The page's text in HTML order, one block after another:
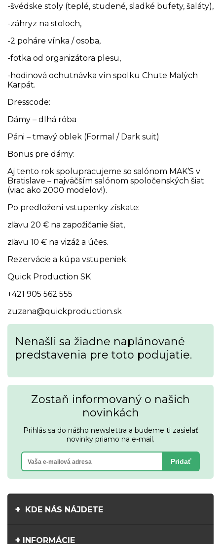
-švédske stoly (teplé, studené, sladké bufety, šaláty),
-záhryz na stoloch,
-2 poháre vínka / osoba,
-fotka od organizátora plesu,
-hodinová ochutnávka vín spolku Chute Malých
Karpát.
Dresscode:
Dámy – dlhá róba
Páni – tmavý oblek (Formal / Dark suit)
Bonus pre dámy:
Aj tento rok spolupracujeme so salónom MAK’S v
Bratislave – najväčším salónom spoločenských šiat
(viac ako 2000 modelov!).
Po predložení vstupenky získate:
zľavu 20 € na zapožičanie šiat,
zľavu 10 € na vizáž a účes.
Rezervácie a kúpa vstupeniek:
Quick Production SK
+421 905 562 555
zuzana@quickproduction.sk
Nenašli sa žiadne naplánované
predstavenia pre toto podujatie.
Zostaň informovaný o našich
novinkách
Prihlás sa do nášho newslettra a budeme ti zasielať
novinky priamo na e-mail.
Pridať
KDE NÁS NÁJDETE
INFORMÁCIE